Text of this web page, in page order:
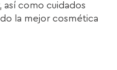
como cuidados
la mejor cosmética